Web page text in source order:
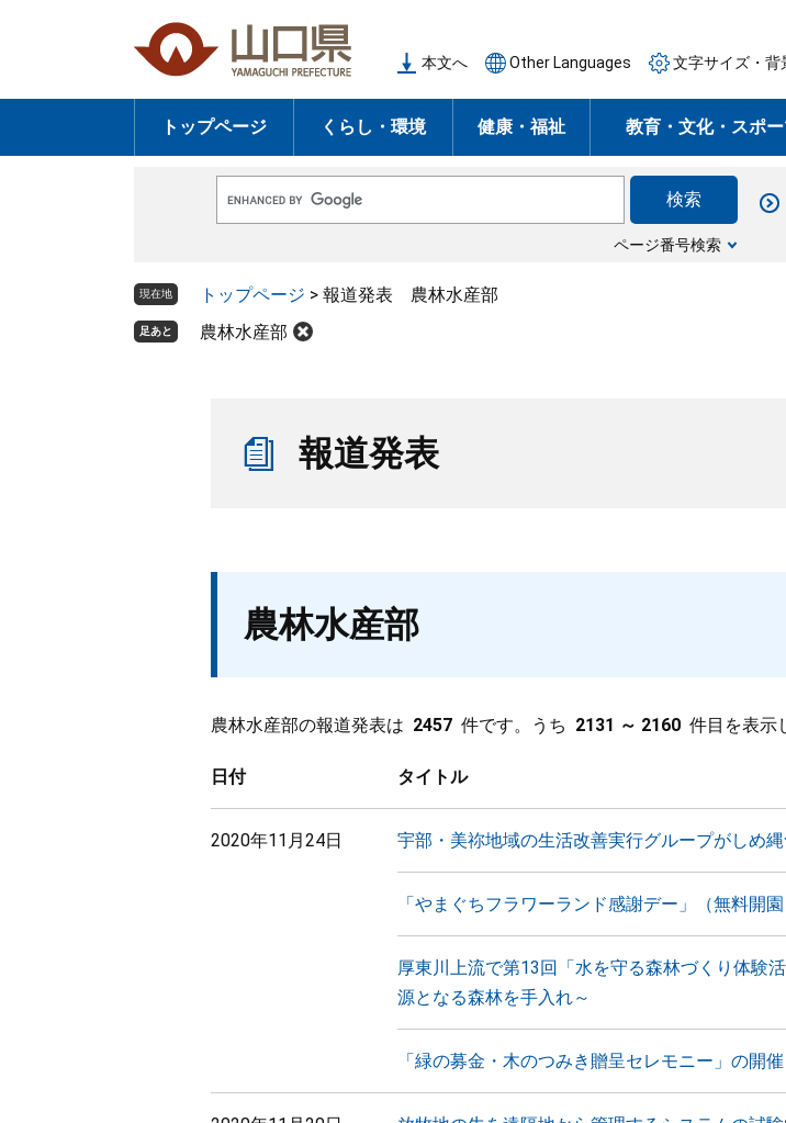
の
頭
ー
飛
本文へ Other Languages 文字サイズ・背
トップページ くらし・環境 健康・福祉 教育・文化・スポ
o
e
ス
タ
ページ番号検索
現在地 トップページ > 報道発表 農林水産部
足あと 農林水産部
報道発表
農林水産部
農林水産部の報道発表は 2457 件です。うち 2131 ～ 2160 件目を表示
日付 タイトル
2020年11月24日 宇部・美祢地域の生活改善実行グループがしめ縄
「やまぐちフラワーランド感謝デー」（無料開
厚東川上流で第13回「水を守る森林づくり体験
源となる森林を手入れ～
「緑の募金・木のつみき贈呈セレモニー」の開催